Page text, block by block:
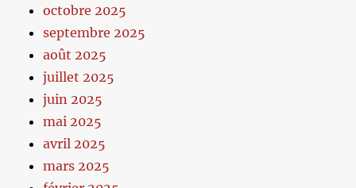
octobre 2025
septembre 2025
août 2025
juillet 2025
juin 2025
mai 2025
avril 2025
mars 2025